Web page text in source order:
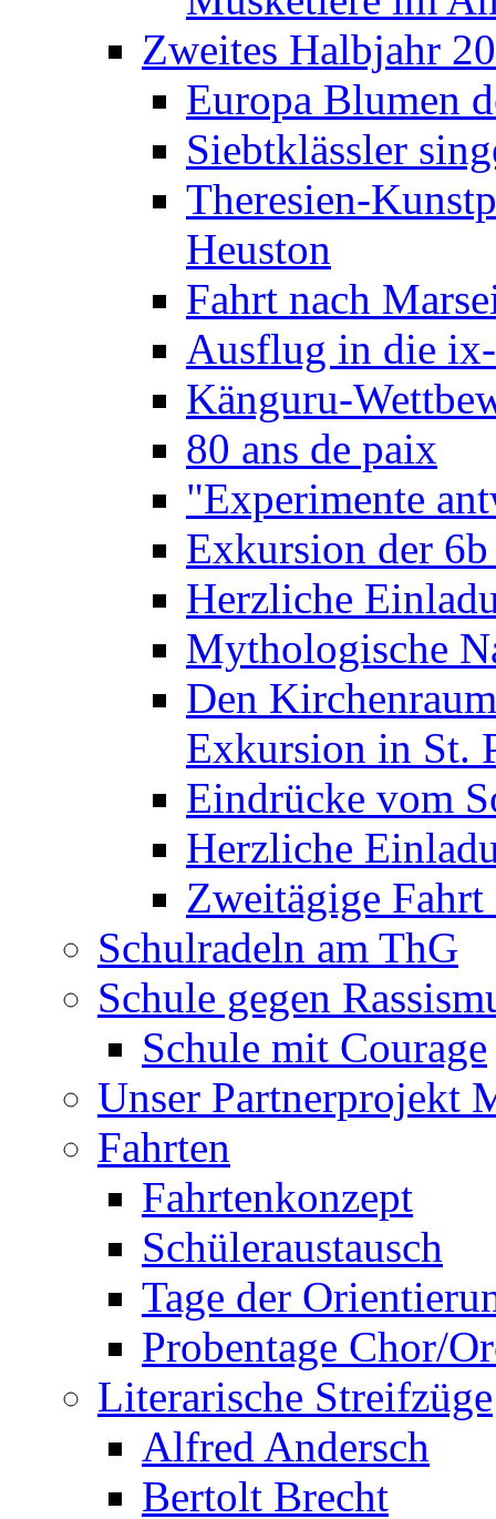
Zweites Halbjahr
Europa Blumen
Siebtklässler
Theresien-
Heuston
Fahrt nach
Ausflug in die
Känguru-
80 ans de paix
"Experimente
Exkursion der
Herzliche
Mythologische
Den
Exkursion in St.
Eindrücke vom
Herzliche
Zweitägige
Schulradeln am ThG
Schule gegen
Schule mit Courage
Unser Partnerprojekt
Fahrten
Fahrtenkonzept
Schüleraustausch
Tage der
Probentage Chor/
Literarische Streifzüge
Alfred Andersch
Bertolt Brecht